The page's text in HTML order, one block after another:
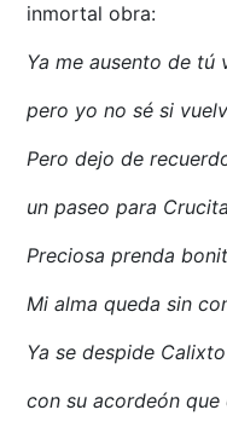
inmortal obra:
Ya me ausento de tú
pero yo no sé si
Pero dejo de
un paseo para Crucita
Preciosa prenda
Mi alma queda sin
Ya se despide Calixto
con su acordeón que